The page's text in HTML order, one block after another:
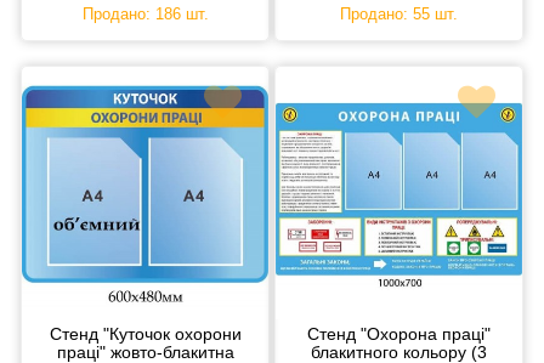
Продано: 186 шт. Продано: 55 шт.
Стенд "Куточок охорони
праці" жовто-блакитна
Стенд "Охорона праці"
блакитного кольору (3